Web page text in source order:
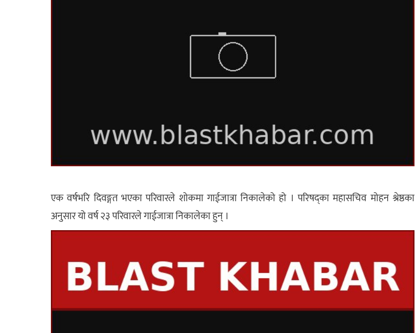
एक वर्षभरि दिवङ्गत भएका परिवारले शोकमा गाईजात्रा निकालेको हो । परिषद्का महासचिव मोहन श्रेष्ठका
अनुसार यो वर्ष २३ परिवारले गाईजात्रा निकालेका हुन् ।